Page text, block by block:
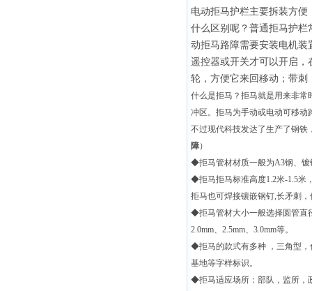
电动拒马护栏主要拆装方
什么区别呢？普通拒马护栏
动拒马路障需要安装电机
遥控器或开关才可以开启
轮，方便它来回移动；带刺
什么是拒马？拒马就是用来非常
冲区。拒马为手动或电动可移动
不过现代科技发达了生产了钢铁
障）
◆拒马管材材质一般为A3钢、镀
◆拒马拒马标准高度1.2米-1.5米
拒马也可焊接镶嵌钢钉,长矛刺，
◆拒马管材大小一般选择圆管直
2.0mm、 2.5mm、 3.0mm等。
◆拒马的款式有多种 ，三角型
基地等字样标识。
◆拒马适应场所：部队，监所，